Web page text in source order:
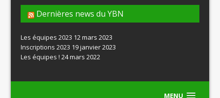
Dernières news du YBN
Les équipes 2023 12 mars 2023
Inscriptions 2023 19 janvier 2023
Les équipes ! 24 mars 2022
MENU